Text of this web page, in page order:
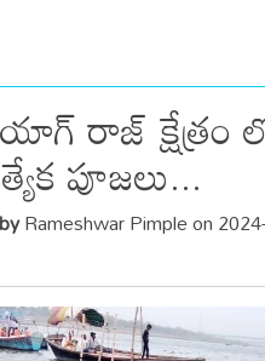
రాజ్
పూజలు...
Rameshwar Pimple on